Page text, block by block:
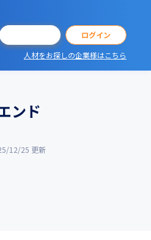
ログイン
人材をお探しの企業様はこちら
ンド
12/25 更新